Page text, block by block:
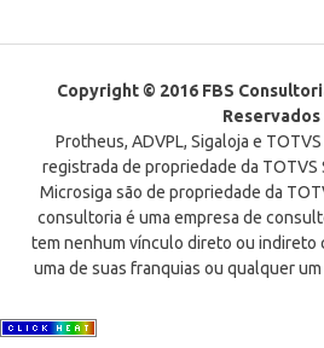
Copyright © 2016 FBS
Reservados
Protheus, ADVPL, Sigaloja e
registrada de propriedade da TOTVS
Microsiga são de propriedade da
consultoria é uma empresa de
tem nenhum vínculo direto ou indireto
uma de suas franquias ou qualquer